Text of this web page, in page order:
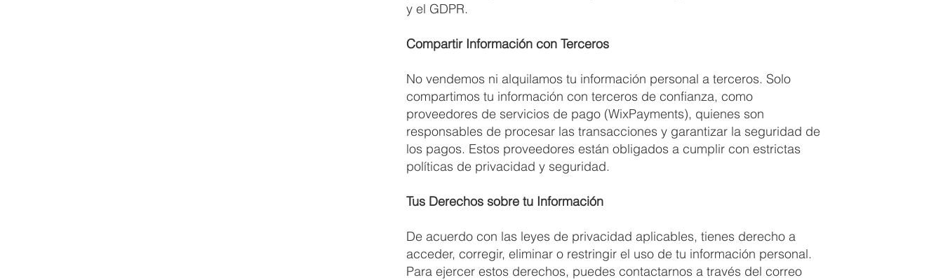
y el GDPR.
Compartir Información con Terceros
No vendemos ni alquilamos tu información personal a terceros. Solo
compartimos tu información con terceros de confianza, como
proveedores de servicios de pago (WixPayments), quienes son
responsables de procesar las transacciones y garantizar la seguridad de
los pagos. Estos proveedores están obligados a cumplir con estrictas
políticas de privacidad y seguridad.
Tus Derechos sobre tu Información
De acuerdo con las leyes de privacidad aplicables, tienes derecho a
acceder, corregir, eliminar o restringir el uso de tu información personal.
Para ejercer estos derechos, puedes contactarnos a través del correo